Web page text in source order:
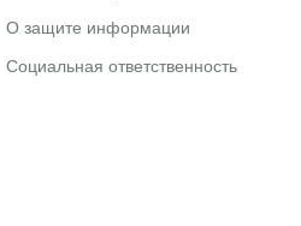
О защите информации
Социальная ответственность